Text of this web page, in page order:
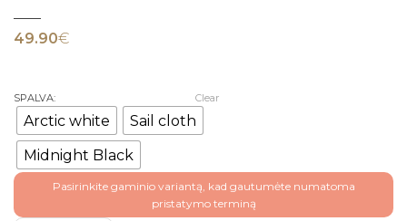
49.90€
SPALVA:
Arctic white
Sail cloth
Midnight Black
Clear
Pasirinkite gaminio variantą, kad gautumėte numatoma
pristatymo terminą